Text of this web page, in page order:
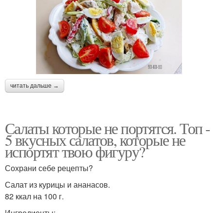
читать дальше →
Салаты которые не портятся. Топ -
5 вкусных салатов, которые не
испортят твою фигуру?
Сохрани себе рецепты?
Салат из курицы и ананасов.
82 ккал на 100 г.